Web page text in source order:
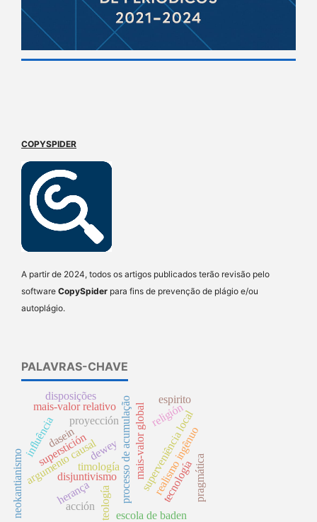
COPYSPIDER
A partir de 2024, todos os artigos publicados terão revisão pelo
software CopySpider para fins de prevenção de plágio e/ou
autoplágio.
PALAVRAS-CHAVE
argumento causal
superstición
proyección processo de acumulaçãomais-valor global
mais-valor relativo
superveniência local
disjuntivismo
religión
realismo ingênuo
tecnología
dewey
teología
espirito
influência
neokantianismo escola de baden
dasein
herança pragmática
disposições
timología
acción